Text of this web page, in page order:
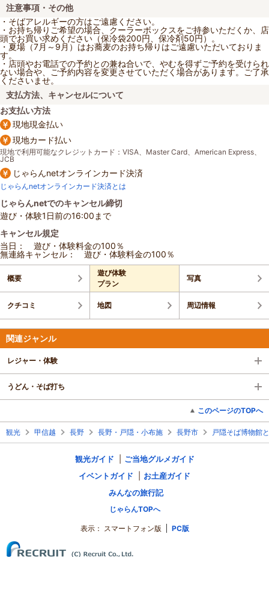
注意事項・その他
・そばアレルギーの方はご遠慮ください。
・お持ち帰りご希望の場合、クーラーボックスをご持参いただくか、店
頭でお買い求めください（保冷袋200円、保冷剤50円）。
・夏場（7月～9月）はお蕎麦のお持ち帰りはご遠慮いただいておりま
す。
・店頭やお電話での予約との兼ね合いで、やむを得ずご予約を受けられ
ない場合や、ご予約内容を変更させていただく場合があります。ご了承
くださいませ。
支払方法、キャンセルについて
お支払い方法
現地現金払い
現地カード払い
現地で利用可能なクレジットカード：VISA、Master Card、American Express、
JCB
じゃらんnetオンラインカード決済
じゃらんnetオンラインカード決済とは
じゃらんnetでのキャンセル締切
遊び・体験1日前の16:00まで
キャンセル規定
当日： 遊び・体験料金の100％
無連絡キャンセル： 遊び・体験料金の100％
概要
遊び体験
プラン
写真
クチコミ 地図 周辺情報
関連ジャンル
レジャー・体験
うどん・そば打ち
このページのTOPへ
観光 甲信越 長野 長野・戸隠・小布施 長野市 戸隠そば博物館
観光ガイド
ご当地グルメガイド
イベントガイド
お土産ガイド
みんなの旅行記
じゃらんTOPへ
表示： スマートフォン版 PC版